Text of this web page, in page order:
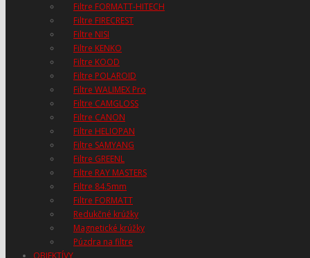
Filtre FORMATT-HITECH
Filtre FIRECREST
Filtre NISI
Filtre KENKO
Filtre KOOD
Filtre POLAROID
Filtre WALIMEX Pro
Filtre CAMGLOSS
Filtre CANON
Filtre HELIOPAN
Filtre SAMYANG
Filtre GREENL
Filtre RAY MASTERS
Filtre 84.5mm
Filtre FORMATT
Redukčné krúžky
Magnetické krúžky
Púzdra na filtre
OBJEKTÍVY